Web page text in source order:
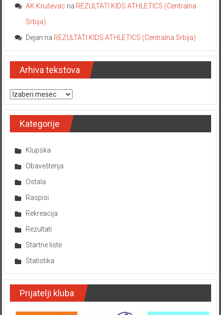
AK Kruševac na REZULTATI KIDS ATHLETICS (Centralna
Srbija)
Dejan na REZULTATI KIDS ATHLETICS (Centralna Srbija)
Arhiva tekstova
Arhiva tekstova
Kategorije
Klupska
Obaveštenja
Ostala
Raspisi
Rekreacija
Rezultati
Startne liste
Statistika
Prijatelji kluba